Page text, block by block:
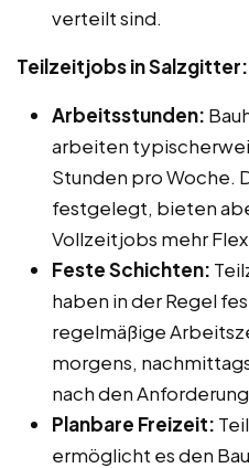
verteilt sind.
Teilzeitjobs in Salzgitter:
Arbeitsstunden:
arbeiten
Stunden pro Woche.
festgelegt, bieten
Vollzeitjobs mehr
Feste Schichten:
haben in der Regel
regelmäßige
morgens,
nach den
Planbare Freizeit:
ermöglicht es den